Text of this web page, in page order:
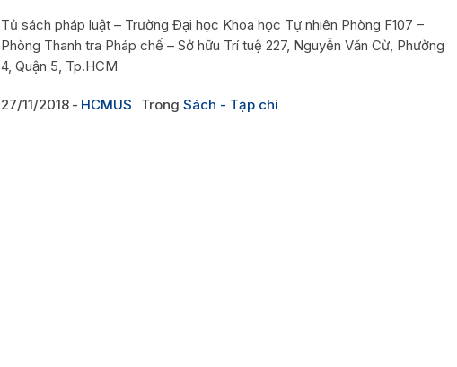
Tủ sách pháp luật – Trường Đại học Khoa học Tự nhiên Phòng F107 –
Phòng Thanh tra Pháp chế – Sở hữu Trí tuệ 227, Nguyễn Văn Cừ, Phường
4, Quận 5, Tp.HCM
27/11/2018 HCMUS Trong Sách - Tạp chí